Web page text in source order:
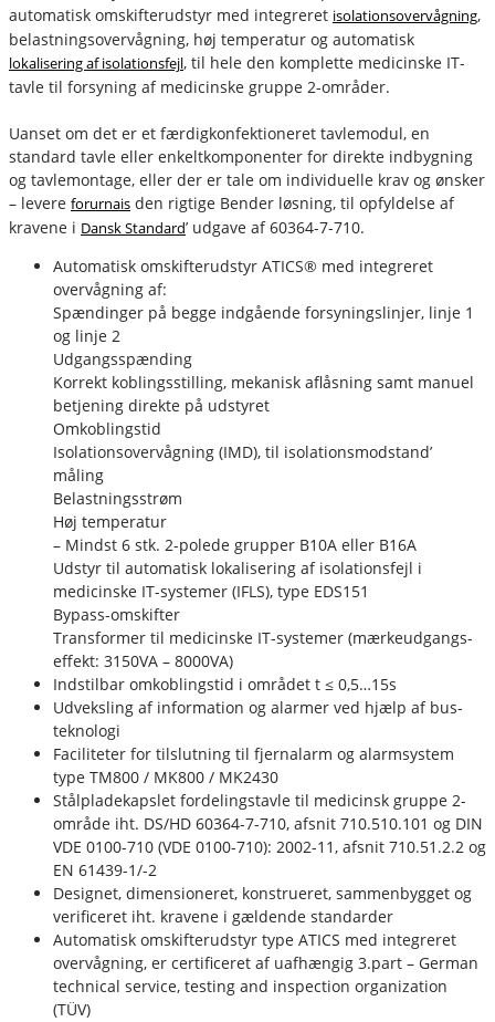
automatisk omskifterudstyr med integreret isolationsovervågning,
belastningsovervågning, høj temperatur og automatisk
lokalisering af isolationsfejl, til hele den komplette medicinske IT-
tavle til forsyning af medicinske gruppe 2-områder.
Uanset om det er et færdigkonfektioneret tavlemodul, en
standard tavle eller enkeltkomponenter for direkte indbygning
og tavlemontage, eller der er tale om individuelle krav og ønsker
– levere forurnais den rigtige Bender løsning, til opfyldelse af
kravene i Dansk Standard’ udgave af 60364-7-710.
Automatisk omskifterudstyr ATICS® med integreret
overvågning af:
Spændinger på begge indgående forsyningslinjer, linje 1
og linje 2
Udgangsspænding
Korrekt koblingsstilling, mekanisk aflåsning samt manuel
betjening direkte på udstyret
Omkoblingstid
Isolationsovervågning (IMD), til isolationsmodstand’
måling
Belastningsstrøm
Høj temperatur
– Mindst 6 stk. 2-polede grupper B10A eller B16A
Udstyr til automatisk lokalisering af isolationsfejl i
medicinske IT-systemer (IFLS), type EDS151
Bypass-omskifter
Transformer til medicinske IT-systemer (mærkeudgangs-
effekt: 3150VA – 8000VA)
Indstilbar omkoblingstid i området t ≤ 0,5…15s
Udveksling af information og alarmer ved hjælp af bus-
teknologi
Faciliteter for tilslutning til fjernalarm og alarmsystem
type TM800 / MK800 / MK2430
Stålpladekapslet fordelingstavle til medicinsk gruppe 2-
område iht. DS/HD 60364-7-710, afsnit 710.510.101 og DIN
VDE 0100-710 (VDE 0100-710): 2002-11, afsnit 710.51.2.2 og
EN 61439-1/-2
Designet, dimensioneret, konstrueret, sammenbygget og
verificeret iht. kravene i gældende standarder
Automatisk omskifterudstyr type ATICS med integreret
overvågning, er certificeret af uafhængig 3.part – German
technical service, testing and inspection organization
(TÜV)